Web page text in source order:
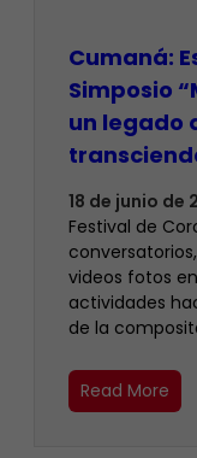
Cumaná:
Simposio
un legado
18 de junio de
Festival de
videos fotos
actividades
de la
Read More